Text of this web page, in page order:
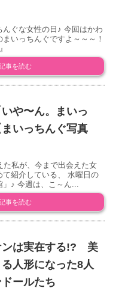
ぐな女性の日♪ 今回はかわ
いっちんぐですよ～～～！
事を読む
や〜ん。まいっ
いっちんぐ写真
た私が、今まで出会えた女
て紹介している、 水曜日の
」♪ 今週は、こ～ん...
事を読む
ンは実在する!? 美
人形になった8人
ールたち